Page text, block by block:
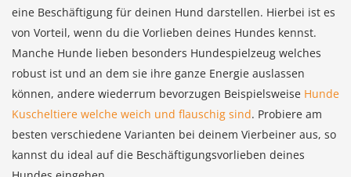
eine Beschäftigung für deinen Hund darstellen. Hierbei ist es
von Vorteil, wenn du die Vorlieben deines Hundes kennst.
Manche Hunde lieben besonders Hundespielzeug welches
robust ist und an dem sie ihre ganze Energie auslassen
können, andere wiederrum bevorzugen Beispielsweise Hunde
Kuscheltiere welche weich und flauschig sind. Probiere am
besten verschiedene Varianten bei deinem Vierbeiner aus, so
kannst du ideal auf die Beschäftigungsvorlieben deines